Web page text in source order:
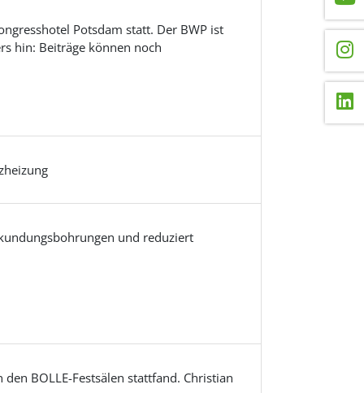
Potsdam statt. Der BWP ist
hin: Beiträge können noch
und reduziert
BOLLE-Festsälen stattfand. Christian